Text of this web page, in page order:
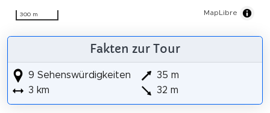
300 m MapLibre
Fakten zur Tour
9 Sehenswürdigkeiten
3 km
35 m
32 m